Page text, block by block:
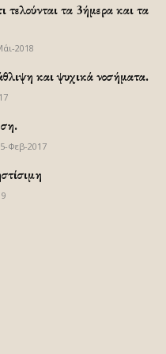
τελούνται τα 3ήμερα και τα
2018
και ψυχικά νοσήματα.
Φεβ-2017